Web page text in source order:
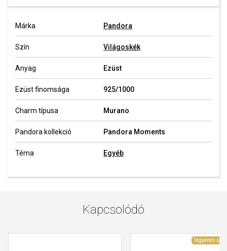
Márka Pandora
Szín Világoskék
Anyag Ezüst
Ezüst finomsága 925/1000
Charm típusa Murano
Pandora kollekció Pandora Moments
Téma Egyéb
Kapcsolódó
Ingyenes